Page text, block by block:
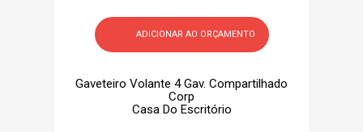
ADICIONAR AO ORÇAMENTO
Gaveteiro Volante 4 Gav. Compartilhado
Corp
Casa Do Escritório